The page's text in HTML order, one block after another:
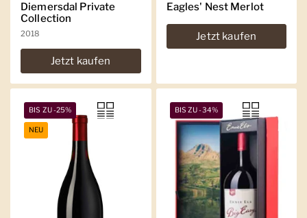
Diemersdal Private
Collection
2018
Jetzt kaufen
Eagles' Nest Merlot
Jetzt kaufen
BIS ZU -25%
NEU
BIS ZU -34%